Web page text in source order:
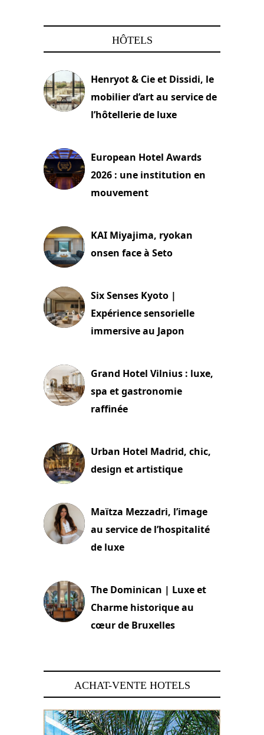
HÔTELS
Henryot & Cie et Dissidi, le
mobilier d’art au service de
l’hôtellerie de luxe
European Hotel Awards
2026 : une institution en
mouvement
KAI Miyajima, ryokan
onsen face à Seto
Six Senses Kyoto |
Expérience sensorielle
immersive au Japon
Grand Hotel Vilnius : luxe,
spa et gastronomie
raffinée
Urban Hotel Madrid, chic,
design et artistique
Maïtza Mezzadri, l’image
au service de l’hospitalité
de luxe
The Dominican | Luxe et
Charme historique au
cœur de Bruxelles
ACHAT-VENTE HOTELS